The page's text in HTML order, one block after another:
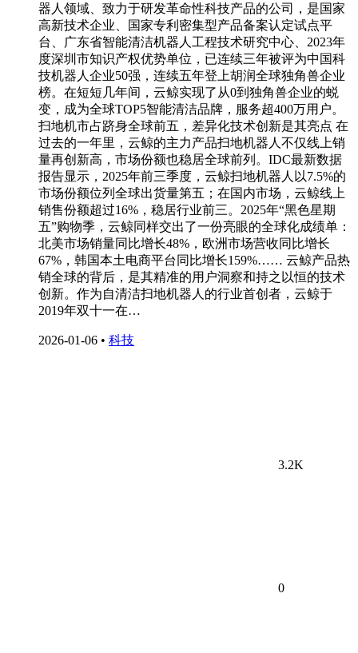
器人领域、致力于研发革命性科技产品的公司，是国家
高新技术企业、国家专利密集型产品备案认定试点平
台、广东省智能清洁机器人工程技术研究中心、2023年
度深圳市知识产权优势单位，已连续三年被评为中国科
技机器人企业50强，连续五年登上胡润全球独角兽企业
榜。在短短几年间，云鲸实现了从0到独角兽企业的蜕
变，成为全球TOP5智能清洁品牌，服务超400万用户。
扫地机市占跻身全球前五，差异化技术创新是其亮点 在
过去的一年里，云鲸的主力产品扫地机器人不仅线上销
量再创新高，市场份额也稳居全球前列。IDC最新数据
报告显示，2025年前三季度，云鲸扫地机器人以7.5%的
市场份额位列全球出货量第五；在国内市场，云鲸线上
销售份额超过16%，稳居行业前三。2025年“黑色星期
五”购物季，云鲸同样交出了一份亮眼的全球化成绩单：
北美市场销量同比增长48%，欧洲市场营收同比增长
67%，韩国本土电商平台同比增长159%…… 云鲸产品热
销全球的背后，是其精准的用户洞察和持之以恒的技术
创新。作为自清洁扫地机器人的行业首创者，云鲸于
2019年双十一在…
2026-01-06 • 科技
3.2K
0